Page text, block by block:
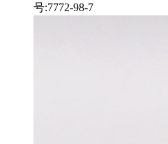
号:7772-98-7